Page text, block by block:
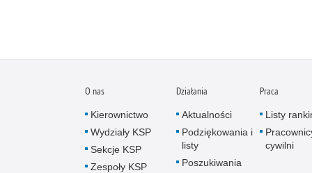
O nas
Kierownictwo
Wydziały KSP
Sekcje KSP
Zespoły KSP
Działania
Aktualności
Podziękowania i
listy
Poszukiwania
Praca
Listy
cywilni